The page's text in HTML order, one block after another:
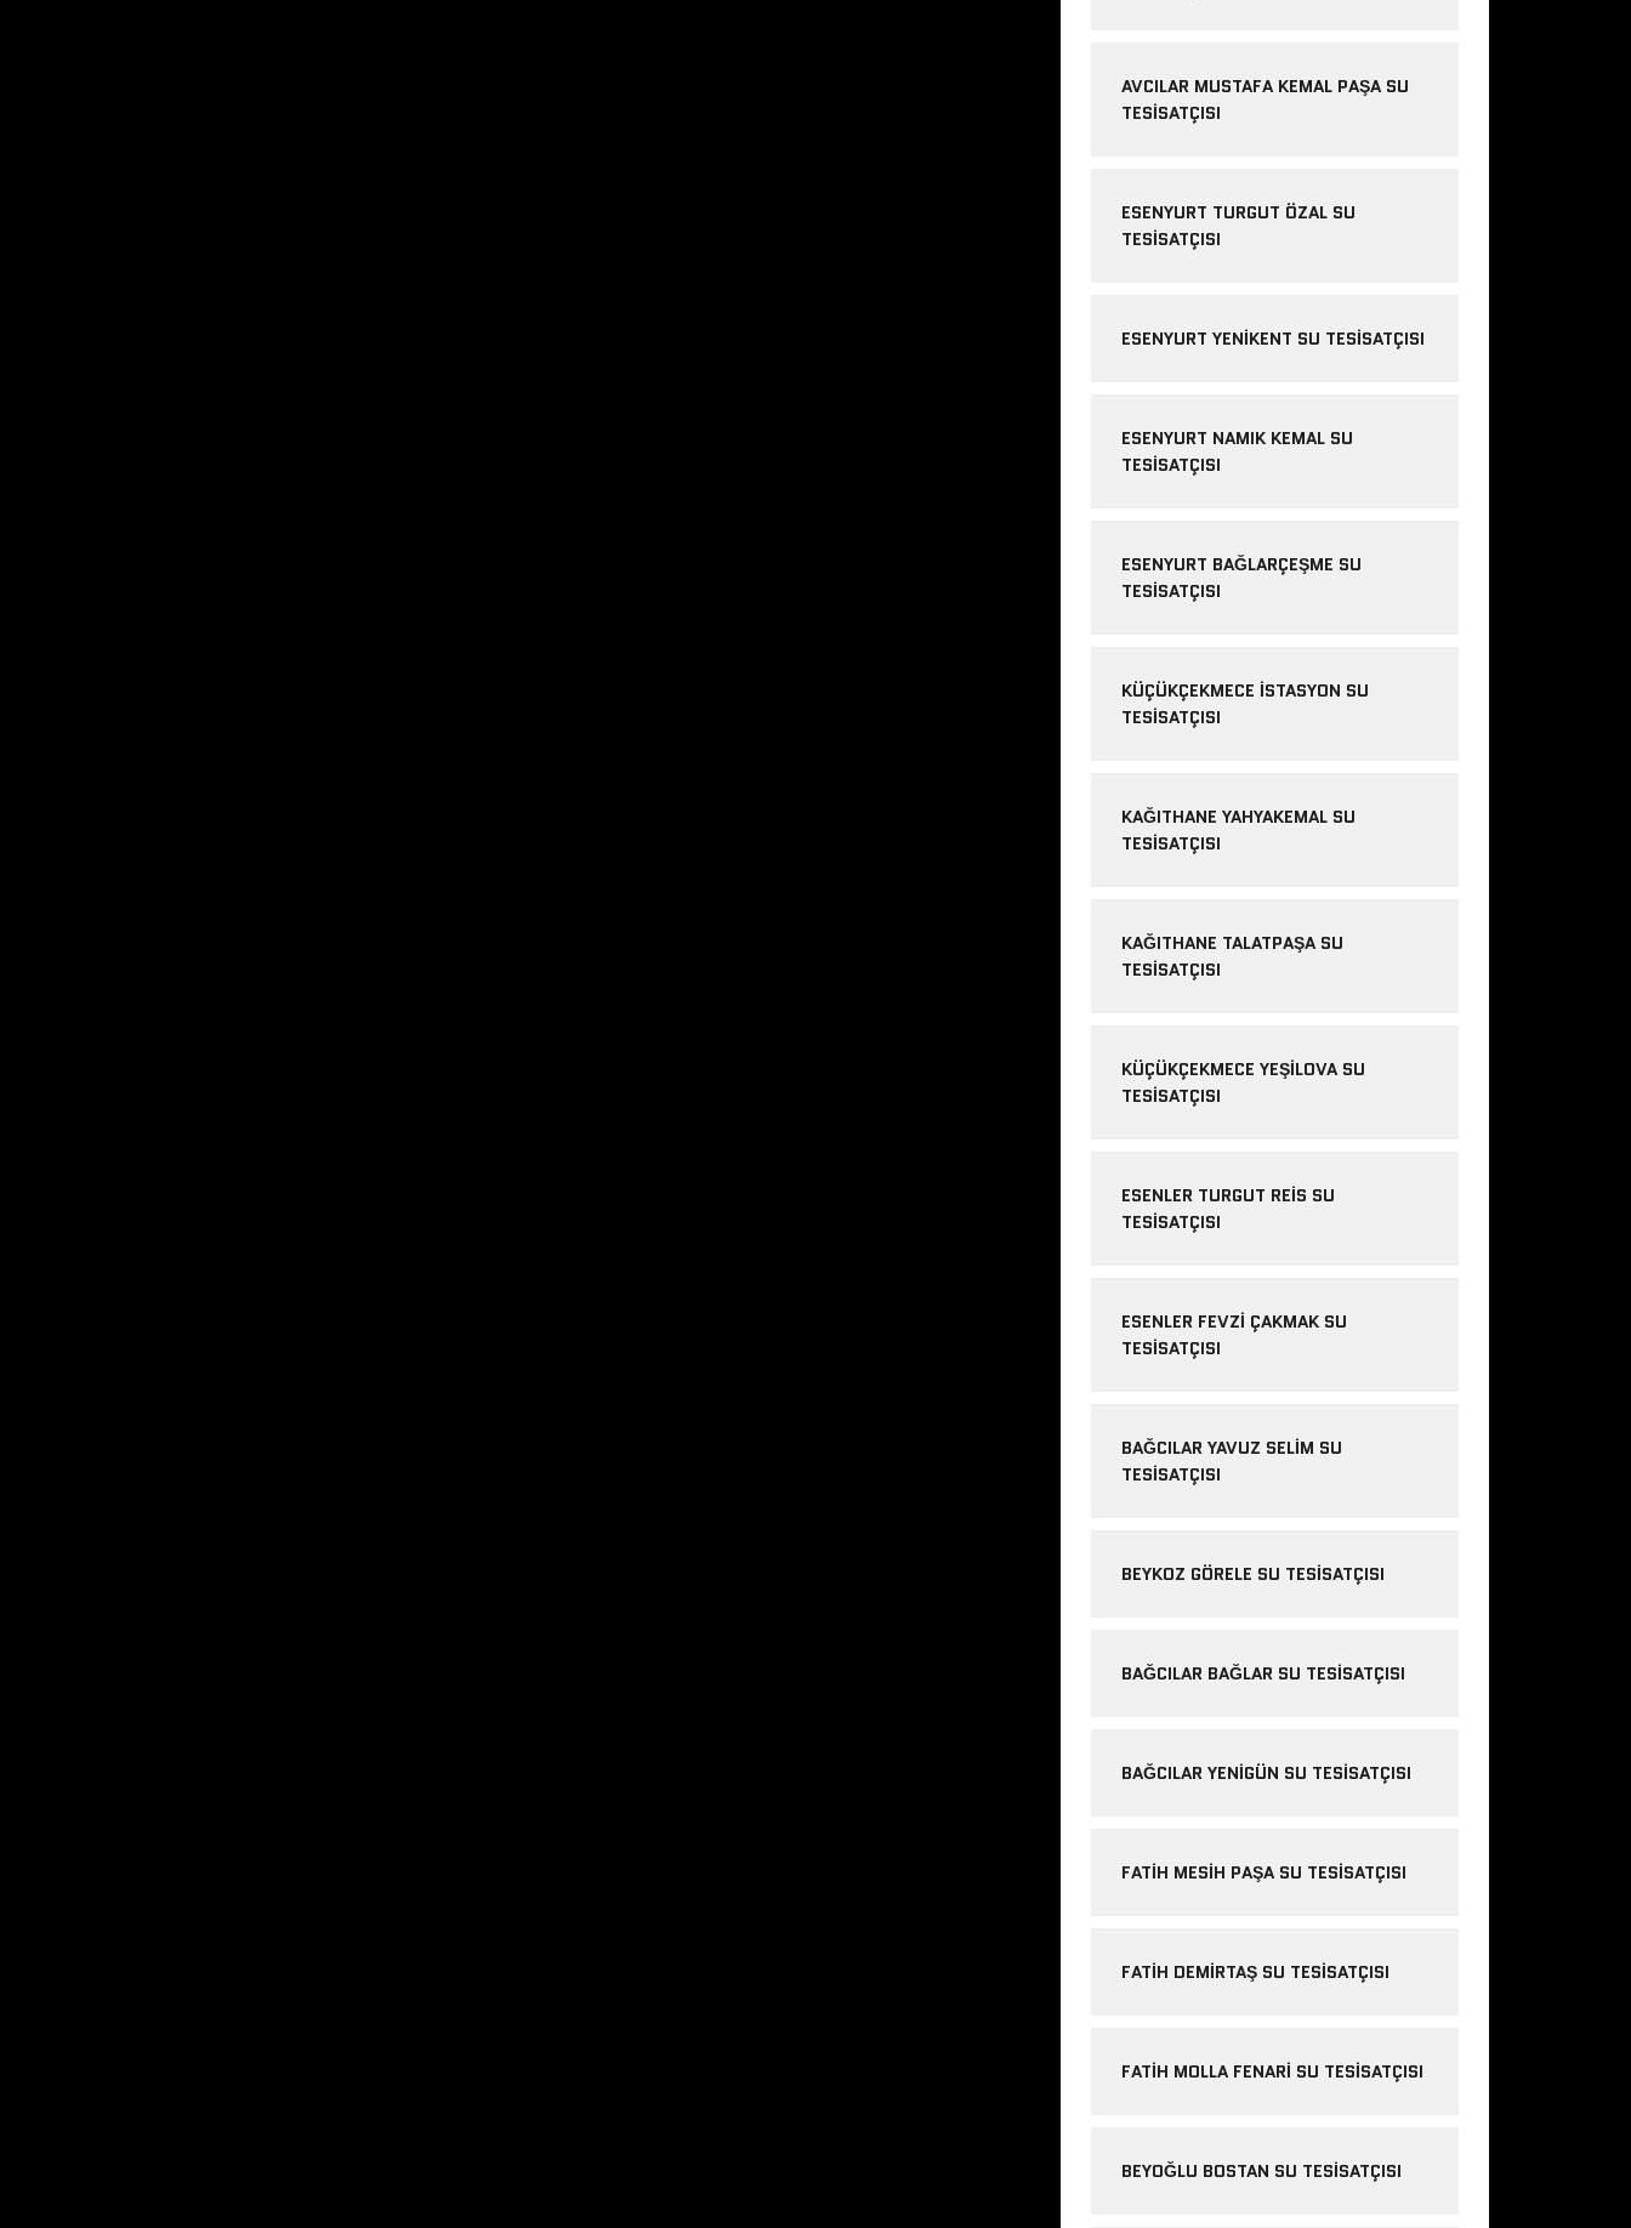
AVCILAR MUSTAFA KEMAL PAŞA SU
TESISATÇISI
ESENYURT TURGUT ÖZAL SU
TESISATÇISI
ESENYURT YENIKENT SU TESISATÇISI
ESENYURT NAMIK KEMAL SU
TESISATÇISI
ESENYURT BAĞLARÇEŞME SU
TESISATÇISI
KÜÇÜKÇEKMECE ISTASYON SU
TESISATÇISI
KAĞITHANE YAHYAKEMAL SU
TESISATÇISI
KAĞITHANE TALATPAŞA SU
TESISATÇISI
KÜÇÜKÇEKMECE YEŞILOVA SU
TESISATÇISI
ESENLER TURGUT REIS SU
TESISATÇISI
ESENLER FEVZI ÇAKMAK SU
TESISATÇISI
BAĞCILAR YAVUZ SELIM SU
TESISATÇISI
BEYKOZ GÖRELE SU TESISATÇISI
BAĞCILAR BAĞLAR SU TESISATÇISI
BAĞCILAR YENIGÜN SU TESISATÇISI
FATIH MESIH PAŞA SU TESISATÇISI
FATIH DEMIRTAŞ SU TESISATÇISI
FATIH MOLLA FENARI SU TESISATÇISI
BEYOĞLU BOSTAN SU TESISATÇISI